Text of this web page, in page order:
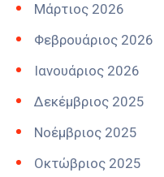
Μάρτιος 2026
Φεβρουάριος 2026
Ιανουάριος 2026
Δεκέμβριος 2025
Νοέμβριος 2025
Οκτώβριος 2025